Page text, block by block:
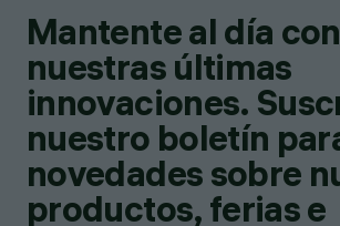
Mantente al día con
nuestras últimas
innovaciones.
nuestro boletín
novedades sobre
productos, ferias e